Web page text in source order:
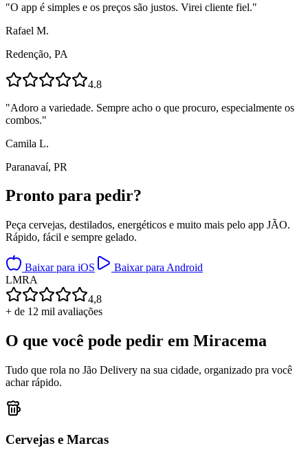
"O app é simples e os preços são justos. Virei cliente fiel."
Rafael M.
Redenção, PA
4.8
"Adoro a variedade. Sempre acho o que procuro, especialmente os
combos."
Camila L.
Paranavaí, PR
Pronto para pedir?
Peça cervejas, destilados, energéticos e muito mais pelo app JÃO.
Rápido, fácil e sempre gelado.
Baixar para iOS
Baixar para Android
LMRA
4,8
+ de 12 mil avaliações
O que você pode pedir em Miracema
Tudo que rola no Jão Delivery na sua cidade, organizado pra você
achar rápido.
Cervejas e Marcas